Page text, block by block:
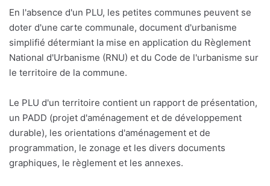
En l'absence d'un PLU, les petites communes peuvent se
doter d'une carte communale, document d'urbanisme
simplifié détermiant la mise en application du Règlement
National d'Urbanisme (RNU) et du Code de l'urbanisme sur
le territoire de la commune.
Le PLU d'un territoire contient un rapport de présentation,
un PADD (projet d'aménagement et de développement
durable), les orientations d'aménagement et de
programmation, le zonage et les divers documents
graphiques, le règlement et les annexes.